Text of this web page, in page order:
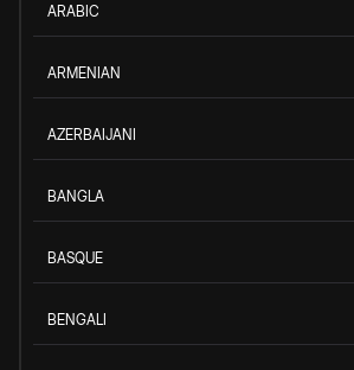
ARABIC
ARMENIAN
AZERBAIJANI
BANGLA
BASQUE
BENGALI